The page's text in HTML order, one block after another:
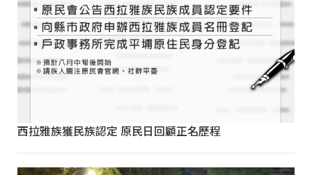
西拉雅族獲民族認定 原民日回顧正名歷程